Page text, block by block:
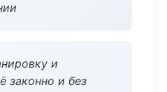
и
законно и без